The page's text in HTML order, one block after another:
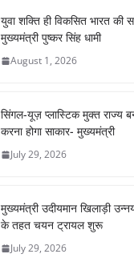
युवा शक्ति ही विकसित भारत की
मुख्यमंत्री पुष्कर सिंह धामी
August 1, 2026
सिंगल-यूज़ प्लास्टिक मुक्त राज्य
करना होगा साकार- मुख्यमंत्री
July 29, 2026
मुख्यमंत्री उदीयमान खिलाड़ी
के तहत चयन ट्रायल शुरू
July 29, 2026